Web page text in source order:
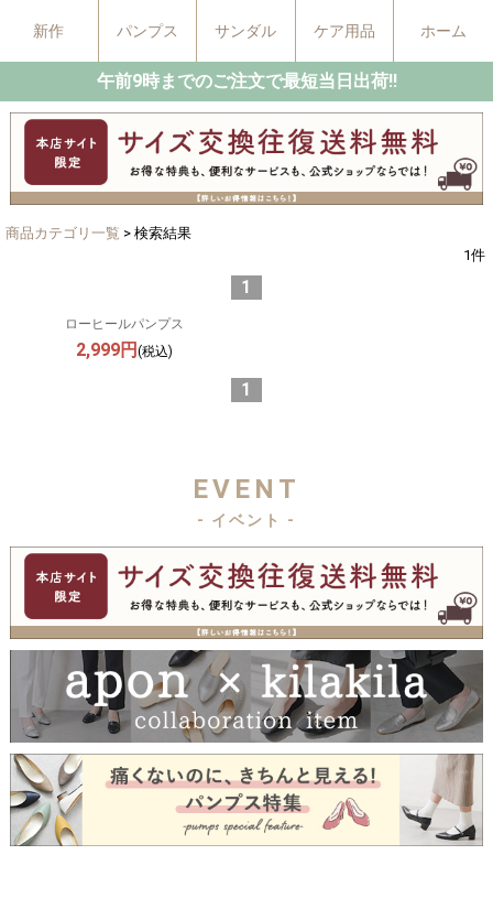
新作 パンプス サンダル ケア用品 ホーム
午前9時までのご注文で最短当日出荷!!
商品カテゴリ一覧 > 検索結果
1件
1
ローヒールパンプス
2,999円(税込)
1
EVENT
- イベント -